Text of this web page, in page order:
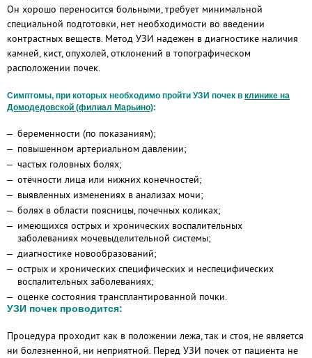
Он хорошо переносится больными, требует минимальной
специальной подготовки, нет необходимости во введении
контрастных веществ. Метод УЗИ надежен в диагностике наличия
камней, кист, опухолей, отклонений в топографическом
расположении почек.
Симптомы, при которых необходимо пройти УЗИ почек в клинике на
Домодедовской (филиал Марьино):
беременности (по показаниям);
повышенном артериальном давлении;
частых головных болях;
отёчности лица или нижних конечностей;
выявленных изменениях в анализах мочи;
болях в области поясницы, почечных коликах;
имеющихся острых и хронических воспалительных
заболеваниях мочевыделительной системы;
диагностике новообразований;
острых и хронических специфических и неспецифических
воспалительных заболеваниях;
оценке состояния трансплантированной почки.
УЗИ почек проводится:
Процедура проходит как в положении лежа, так и стоя, не является
ни болезненной, ни неприятной. Перед УЗИ почек от пациента не